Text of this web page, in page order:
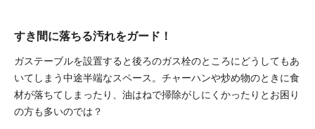
すき間に落ちる汚れをガード！
ガステーブルを設置すると後ろのガス栓のところにどうしてもあ
いてしまう中途半端なスペース。チャーハンや炒め物のときに食
材が落ちてしまったり、油はねで掃除がしにくかったりとお困り
の方も多いのでは？